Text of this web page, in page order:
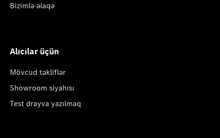
Bizimlə əlaqə
Alıcılar üçün
Mövcud təkliflər
Showroom siyahısı
Test drayva yazılmaq